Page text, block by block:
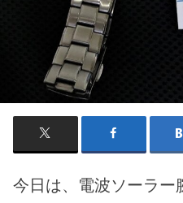
今日は、電波ソーラー